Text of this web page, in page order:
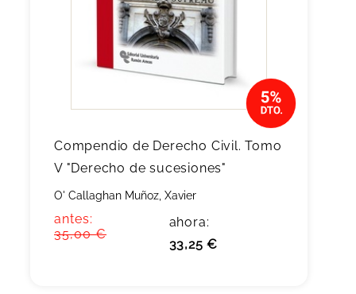
Compendio de Derecho Civil. Tomo
V "Derecho de sucesiones"
O' Callaghan Muñoz, Xavier
antes:
35,00 €
ahora:
33,25 €